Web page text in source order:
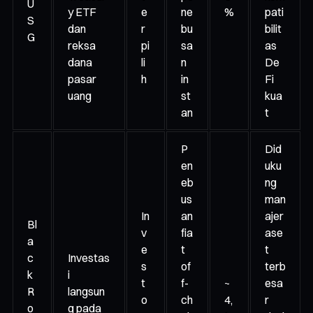
U
S
G
y ETF
dan
reksa
dana
pasar
uang
e
r
pi
li
h
ne
bu
sa
n
in
st
an
%
pati
bilit
as
De
Fi
kua
t
Bl
a
c
k
R
o
Investas
i
langsun
g pada
In
v
e
s
t
o
P
en
eb
us
an
fia
t
of
f-
ch
~
4,
Did
uku
ng
man
ajer
ase
t
terb
esa
r